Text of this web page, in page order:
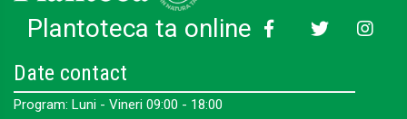
Plantoteca ta online
Date contact
Program: Luni - Vineri 09:00 - 18:00